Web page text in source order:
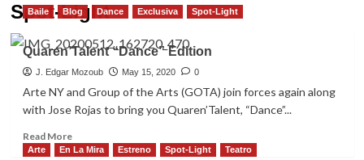
Spot-Light
Baile Blog Dance Exclusiva Spot-Light
Quaren’Talent “Dance” Edition
J. Edgar Mozoub May 15, 2020 0
Arte NY and Group of the Arts (GOTA) join forces again along
with Jose Rojas to bring you Quaren’Talent, “Dance”...
Read MoreRead
more
Arte En La Mira Estreno Spot-Light Teatro